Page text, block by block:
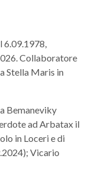
6.09.1978,
Collaboratore
Stella Maris in
Bemaneviky
ad Arbatax il
in Loceri e di
Vicario